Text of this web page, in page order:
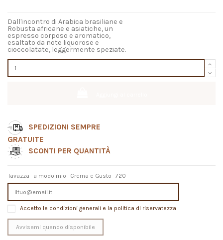
Dall'incontro di Arabica brasiliane e
Robusta africane e asiatiche, un
espresso corposo e aromatico,
esaltato da note liquorose e
cioccolatate, leggermente speziate.
SPEDIZIONI SEMPRE
GRATUITE
SCONTI PER QUANTITÀ
lavazza a modo mio Crema e Gusto 720
Accetto le condizioni generali e la politica di riservatezza